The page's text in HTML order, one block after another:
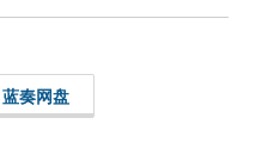
蓝奏网盘